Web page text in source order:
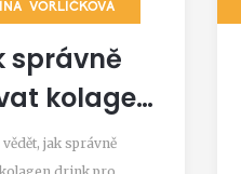
VORLÍČKOVÁ
správně
kolagen
vědět, jak správně